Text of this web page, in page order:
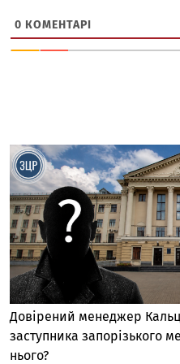
0 КОМЕНТАРІ
Довірений менеджер
заступника запорізького
нього?